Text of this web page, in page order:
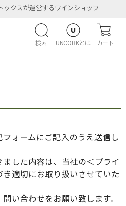
ックスが運営するワインショップ
検索 UNCORKとは カート
ォームにご記入のうえ送信し
した内容は、当社の＜プライ
き適切にお取り扱いさせていた
い合わせをお願い致します。